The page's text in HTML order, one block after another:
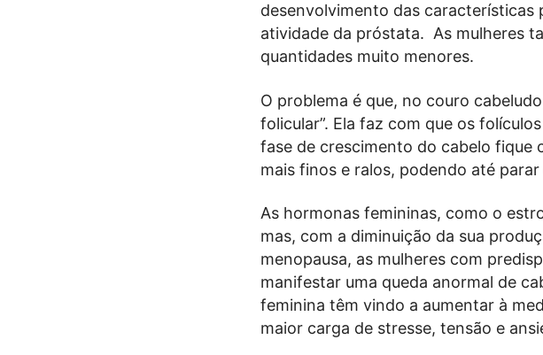
desenvolvimento das características
atividade da próstata. As mulheres
quantidades muito menores.
O problema é que, no couro
folicular”. Ela faz com que os
fase de crescimento do cabelo fique
mais finos e ralos, podendo até
As hormonas femininas, como o
mas, com a diminuição da sua
menopausa, as mulheres com
manifestar uma queda anormal de
feminina têm vindo a aumentar à
maior carga de stresse, tensão e